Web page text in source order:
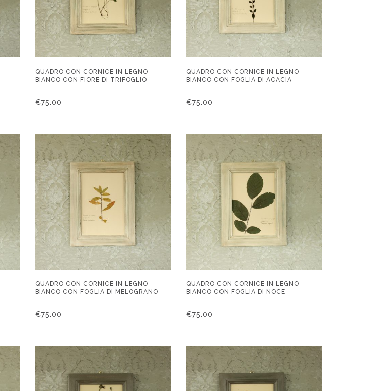
QUADRO CON CORNICE IN LEGNO
BIANCO CON FIORE DI TRIFOGLIO
€75.00
QUADRO CON CORNICE IN LEGNO
BIANCO CON FOGLIA DI ACACIA
€75.00
QUADRO CON CORNICE IN LEGNO
BIANCO CON FOGLIA DI MELOGRANO
€75.00
QUADRO CON CORNICE IN LEGNO
BIANCO CON FOGLIA DI NOCE
€75.00